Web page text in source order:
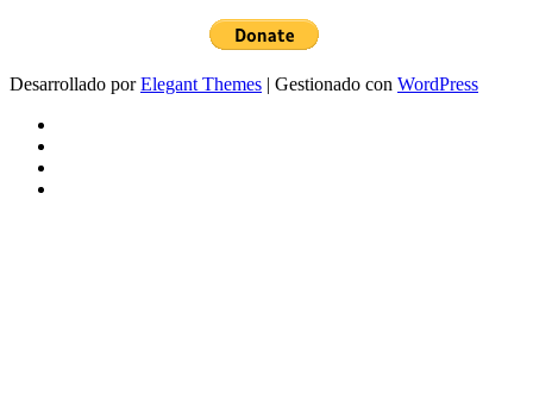
Desarrollado porElegant Themes | Gestionado con WordPress